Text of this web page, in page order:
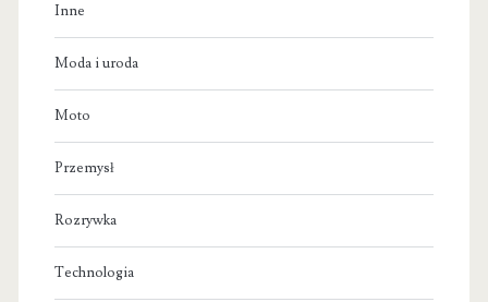
Inne
Moda i uroda
Moto
Przemysł
Rozrywka
Technologia